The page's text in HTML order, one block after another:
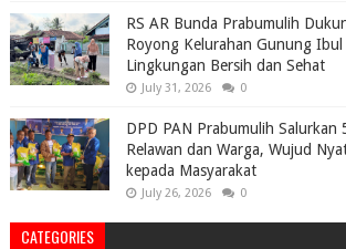
RS AR Bunda Prabumulih
Royong Kelurahan Gunung
Lingkungan Bersih dan Sehat
July 31, 2026 0
DPD PAN Prabumulih Salurkan
Relawan dan Warga, Wujud
kepada Masyarakat
July 26, 2026 0
CATEGORIES